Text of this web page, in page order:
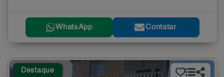
WhatsApp Contatar
Destaque